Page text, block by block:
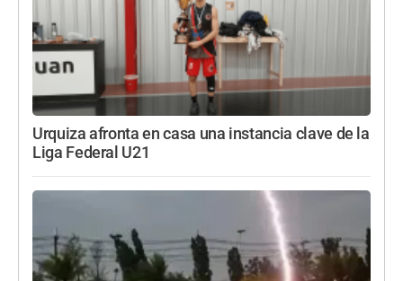
Urquiza afronta en casa una instancia clave de la
Liga Federal U21